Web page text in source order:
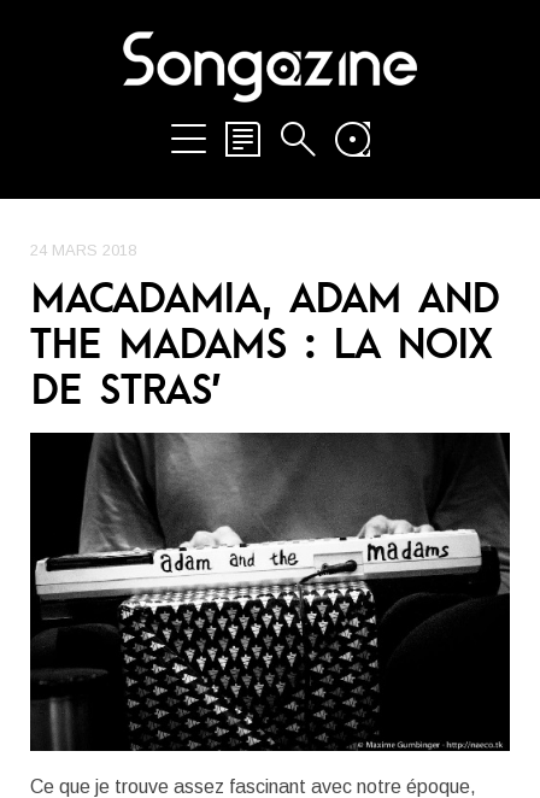
24 MARS 2018
MACADAMIA, ADAM AND
THE MADAMS : LA NOIX
DE STRAS’
Ce que je trouve assez fascinant avec notre époque,